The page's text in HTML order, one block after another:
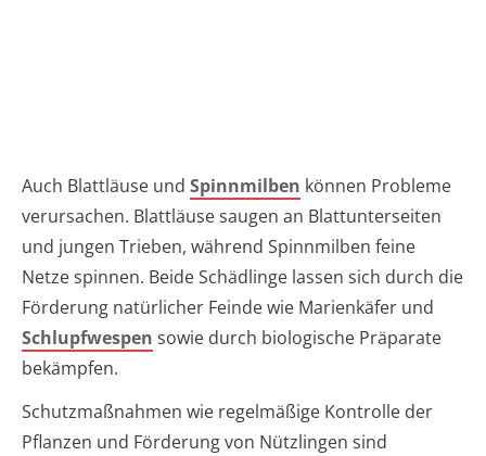
Auch Blattläuse und Spinnmilben können Probleme
verursachen. Blattläuse saugen an Blattunterseiten
und jungen Trieben, während Spinnmilben feine
Netze spinnen. Beide Schädlinge lassen sich durch die
Förderung natürlicher Feinde wie Marienkäfer und
Schlupfwespen sowie durch biologische Präparate
bekämpfen.
Schutzmaßnahmen wie regelmäßige Kontrolle der
Pflanzen und Förderung von Nützlingen sind